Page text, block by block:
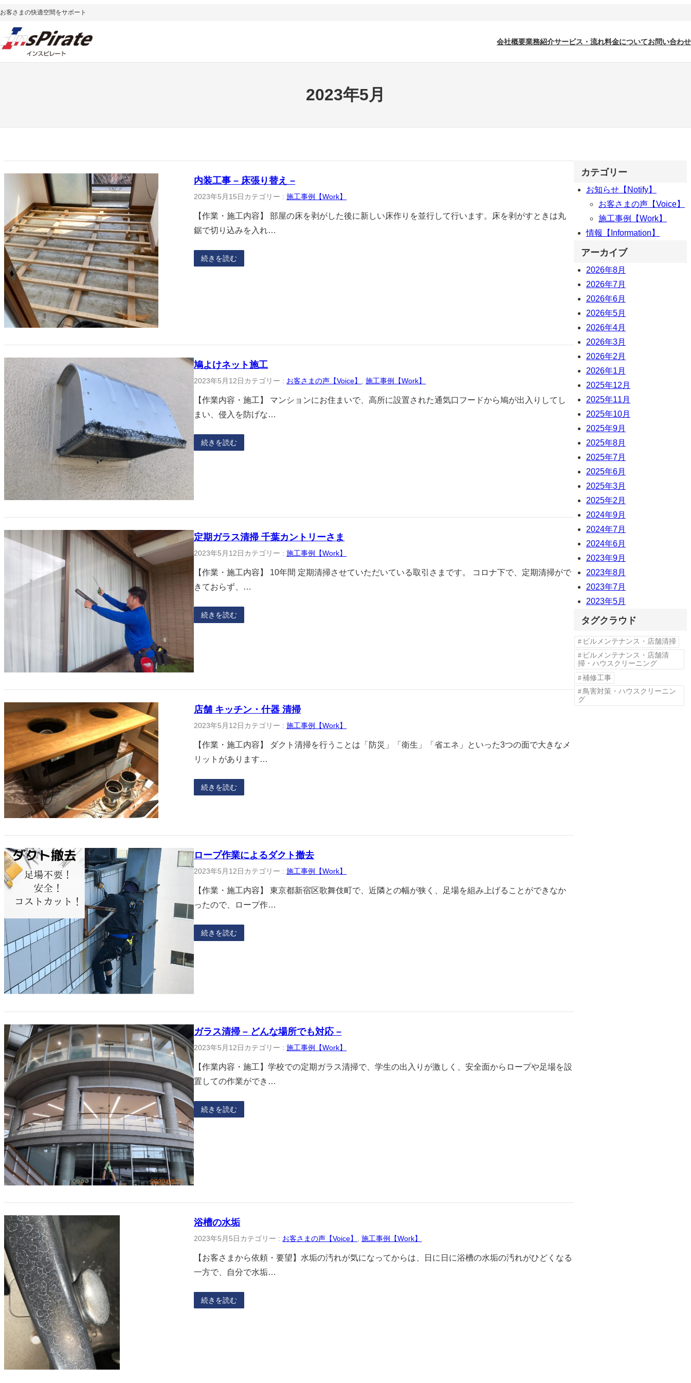
内
を
お客さまの快適空間をサポート
会社概要業務紹介サービス・流れ料金についてお問い合わせ
2023年5月
内装工事 – 床張り替え –
2023年5月15日 カテゴリー :施工事例【Work】
【作業・施工内容】 部屋の床を剥がした後に新しい床作りを並行して行います。床を剥がすときは丸
鋸で切り込みを入れ…
続きを読む
鳩よけネット施工
2023年5月12日 カテゴリー : お客さまの声【Voice】 , 施工事例【Work】
【作業内容・施工】 マンションにお住まいで、高所に設置された通気口フードから鳩が出入りしてし
まい、侵入を防げな…
続きを読む
定期ガラス清掃 千葉カントリーさま
2023年5月12日 カテゴリー :施工事例【Work】
【作業・施工内容】 10年間 定期清掃させていただいている取引さまです。 コロナ下で、定期清掃がで
きておらず、…
続きを読む
店舗 キッチン・什器 清掃
2023年5月12日 カテゴリー :施工事例【Work】
【作業・施工内容】 ダクト清掃を行うことは「防災」「衛生」「省エネ」といった3つの面で大きなメ
リットがあります…
続きを読む
ロープ作業によるダクト撤去
2023年5月12日 カテゴリー :施工事例【Work】
【作業・施工内容】 東京都新宿区歌舞伎町で、近隣との幅が狭く、足場を組み上げることができなか
ったので、ロープ作…
続きを読む
ガラス清掃 – どんな場所でも対応 –
2023年5月12日 カテゴリー :施工事例【Work】
【作業内容・施工】学校での定期ガラス清掃で、学生の出入りが激しく、安全面からロープや足場を設
置しての作業ができ…
続きを読む
浴槽の水垢
2023年5月5日 カテゴリー : お客さまの声【Voice】 , 施工事例【Work】
【お客さまから依頼・要望】水垢の汚れが気になってからは、日に日に浴槽の水垢の汚れがひどくなる
一方で、自分で水垢…
続きを読む
カテゴリー
お知らせ【Notify】
お客さまの声【Voice】
施工事例【Work】
情報【Information】
アーカイブ
2026年8月
2026年7月
2026年6月
2026年5月
2026年4月
2026年3月
2026年2月
2026年1月
2025年12月
2025年11月
2025年10月
2025年9月
2025年8月
2025年7月
2025年6月
2025年3月
2025年2月
2024年9月
2024年7月
2024年6月
2023年9月
2023年8月
2023年7月
2023年5月
タグクラウド
ビルメンテナンス・店舗清掃
ビルメンテナンス・店舗清
掃・ハウスクリーニング
補修工事
鳥害対策・ハウスクリーニン
グ